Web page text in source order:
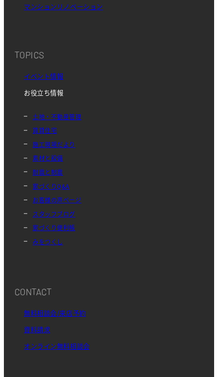
マンションリノベーション
TOPICS
イベント情報
お役立ち情報
土地・不動産管理
賃貸住宅
施工現場だより
素材と設備
耐震と制震
家づくりQ&A
お客様の声ページ
スタッフブログ
家づくり便利帳
みをつくし
CONTACT
無料相談会/来店予約
資料請求
オンライン無料相談会